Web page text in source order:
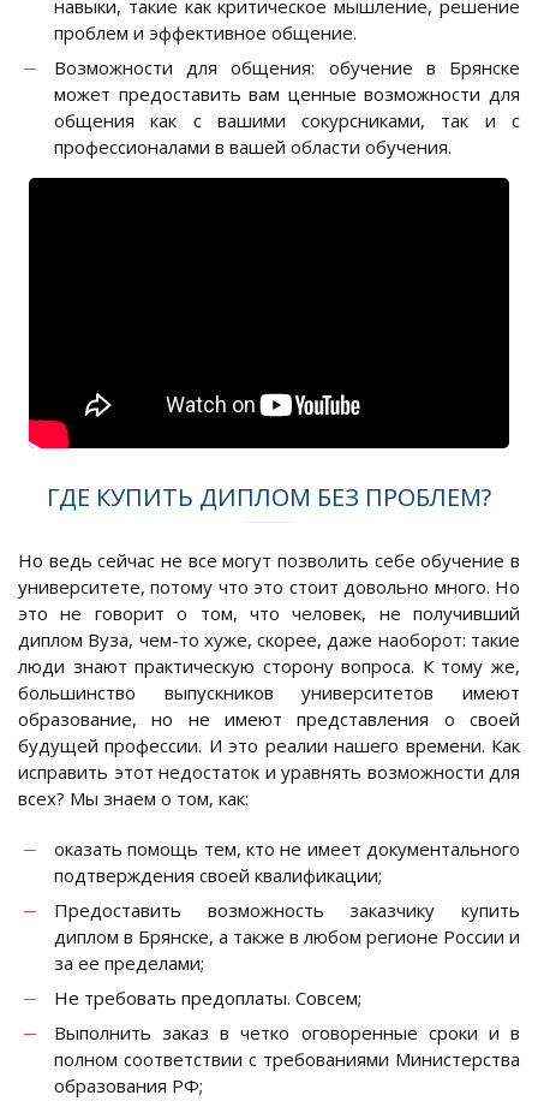
навыки, такие как критическое мышление, решение
проблем и эффективное общение.
Возможности для общения: обучение в Брянске
может предоставить вам ценные возможности для
общения как с вашими сокурсниками, так и с
профессионалами в вашей области обучения.
ГДЕ КУПИТЬ ДИПЛОМ БЕЗ ПРОБЛЕМ?
Но ведь сейчас не все могут позволить себе обучение в
университете, потому что это стоит довольно много. Но
это не говорит о том, что человек, не получивший
диплом Вуза, чем-то хуже, скорее, даже наоборот: такие
люди знают практическую сторону вопроса. К тому же,
большинство выпускников университетов имеют
образование, но не имеют представления о своей
будущей профессии. И это реалии нашего времени. Как
исправить этот недостаток и уравнять возможности для
всех? Мы знаем о том, как:
оказать помощь тем, кто не имеет документального
подтверждения своей квалификации;
Предоставить возможность заказчику купить
диплом в Брянске, а также в любом регионе России и
за ее пределами;
Не требовать предоплаты. Совсем;
Выполнить заказ в четко оговоренные сроки и в
полном соответствии с требованиями Министерства
образования РФ;